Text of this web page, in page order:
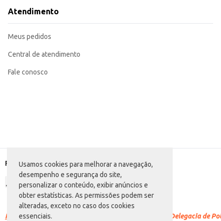
Usamos cookies para melhorar a navegação,
desempenho e segurança do site,
personalizar o conteúdo, exibir anúncios e
obter estatísticas. As permissões podem ser
alteradas, exceto no caso dos cookies
essenciais.
Atendimento
Meus pedidos
Central de atendimento
Fale conosco
Formas de pagamento
Racismo é crime. Denuncie. Disque 100 ou procure a Delegacia de